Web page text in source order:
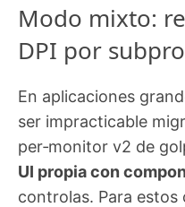
Modo mixto:
DPI por
En aplicaciones
ser impracticable
per‑monitor v2 de
UI propia con
controlas. Para estos